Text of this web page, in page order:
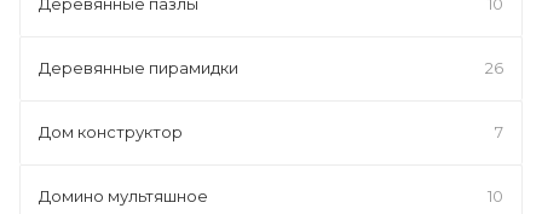
Деревянные пирамидки 26
Дом конструктор 7
Домино мультяшное 10